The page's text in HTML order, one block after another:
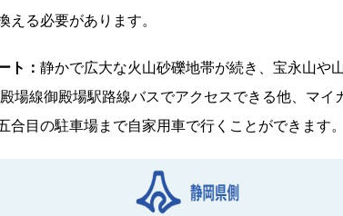
える必要があります。
ト： 静かで広大な火山砂礫地帯が続き、宝永山や
場線御殿場駅路線バスでアクセスできる他、マ
合目の駐車場まで自家用車で行くことができます。